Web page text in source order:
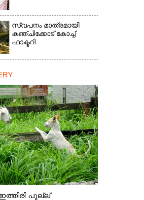
സ്വപനം മാത്രമായി
കഞ്ചിക്കോട് കോച്ച്
ഫാക്ടറി
ഇത്തിരി പുല്ല്